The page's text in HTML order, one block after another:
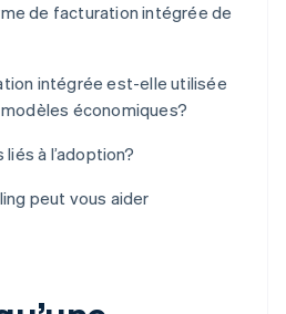
de facturation intégrée de
intégrée est-elle utilisée
économiques?
à l’adoption?
peut vous aider